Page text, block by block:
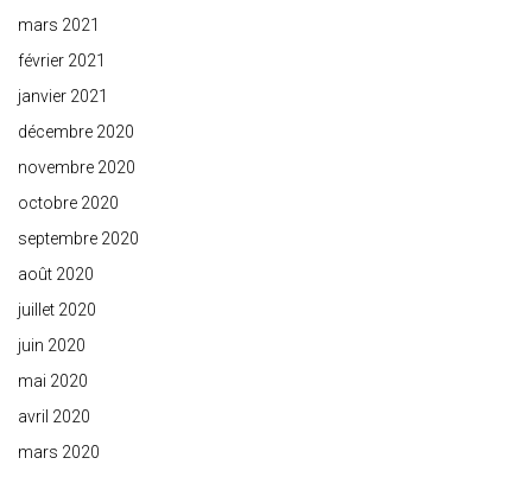
mars 2021
février 2021
janvier 2021
décembre 2020
novembre 2020
octobre 2020
septembre 2020
août 2020
juillet 2020
juin 2020
mai 2020
avril 2020
mars 2020